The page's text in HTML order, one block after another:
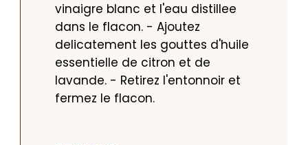
vinaigre blanc et l'eau distillee
dans le flacon. - Ajoutez
delicatement les gouttes d'huile
essentielle de citron et de
lavande. - Retirez l'entonnoir et
fermez le flacon.